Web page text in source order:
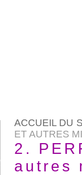
ACCUEIL DU
ET AUTRES
2.
autres